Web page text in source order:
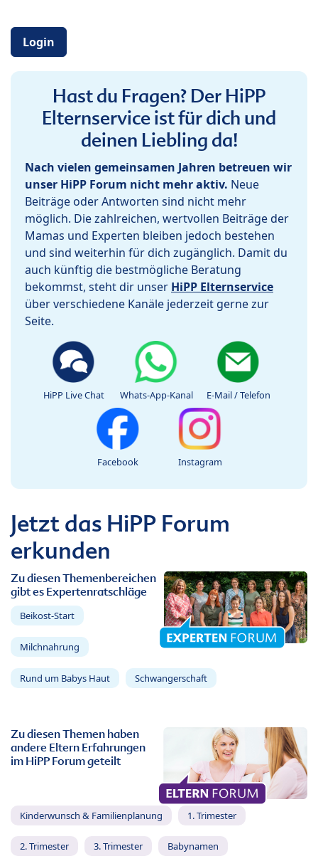
Login
Hast du Fragen? Der HiPP
Elternservice ist für dich und
deinen Liebling da!
Nach vielen gemeinsamen Jahren betreuen wir
unser HiPP Forum nicht mehr aktiv. Neue
Beiträge oder Antworten sind nicht mehr
möglich. Die zahlreichen, wertvollen Beiträge der
Mamas und Experten bleiben jedoch bestehen
und sind weiterhin für dich zugänglich. Damit du
auch künftig die bestmögliche Beratung
bekommst, steht dir unser HiPP Elternservice
über verschiedene Kanäle jederzeit gerne zur
Seite.
HiPP Live Chat Whats-App-Kanal E-Mail / Telefon
Facebook Instagram
Jetzt das HiPP Forum
erkunden
Zu diesen Themenbereichen
gibt es Expertenratschläge
Beikost-Start
Milchnahrung
Rund um Babys Haut Schwangerschaft
Zu diesen Themen haben
andere Eltern Erfahrungen
im HiPP Forum geteilt
Kinderwunsch & Familienplanung 1. Trimester
2. Trimester 3. Trimester Babynamen